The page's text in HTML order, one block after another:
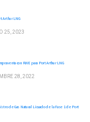
Arthur LNG
25, 2023
con RWE para Port Arthur LNG
28, 2022
de Gas Natural Licuado de la Fase 1 de Port